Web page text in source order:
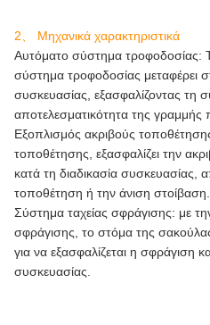
2、 Μηχανικά χαρακτηριστικά
Αυτόματο σύστημα
σύστημα τροφοδοσίας μεταφέρει
συσκευασίας, εξασφαλίζοντας τη
αποτελεσματικότητα της
Εξοπλισμός ακριβούς
τοποθέτησης, εξασφαλίζει την
κατά τη διαδικασία συσκευασίας,
τοποθέτηση ή την άνιση στοίβαση.
Σύστημα ταχείας σφράγισης: με
σφράγισης, το στόμα της
για να εξασφαλίζεται η σφράγιση
συσκευασίας.